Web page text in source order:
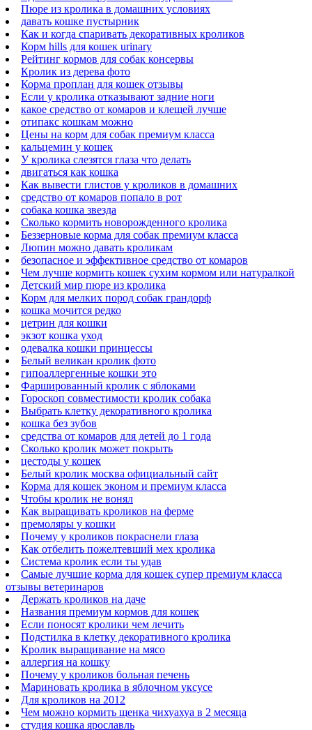
Пюре из кролика в домашних условиях
давать кошке пустырник
Как и когда спаривать декоративных кроликов
Корм hills для кошек urinary
Рейтинг кормов для собак консервы
Кролик из дерева фото
Корма проплан для кошек отзывы
Если у кролика отказывают задние ноги
какое средство от комаров и клещей лучше
отипакс кошкам можно
Цены на корм для собак премиум класса
кальцемин у кошек
У кролика слезятся глаза что делать
двигаться как кошка
Как вывести глистов у кроликов в домашних
средство от комаров попало в рот
собака кошка звезда
Сколько кормить новорожденного кролика
Беззерновые корма для собак премиум класса
Люпин можно давать кроликам
безопасное и эффективное средство от комаров
Чем лучше кормить кошек сухим кормом или натуралкой
Детский мир пюре из кролика
Корм для мелких пород собак грандорф
кошка мочится редко
цетрин для кошки
экзот кошка уход
одевалка кошки принцессы
Белый великан кролик фото
гипоаллергенные кошки это
Фаршированный кролик с яблоками
Гороскоп совместимости кролик собака
Выбрать клетку декоративного кролика
кошка без зубов
средства от комаров для детей до 1 года
Сколько кролик может покрыть
цестоды у кошек
Белый кролик москва официальный сайт
Корма для кошек эконом и премиум класса
Чтобы кролик не вонял
Как выращивать кроликов на ферме
премоляры у кошки
Почему у кроликов покраснели глаза
Как отбелить пожелтевший мех кролика
Система кролик если ты удав
Самые лучшие корма для кошек супер премиум класса
отзывы ветеринаров
Держать кроликов на даче
Названия премиум кормов для кошек
Если поносят кролики чем лечить
Подстилка в клетку декоративного кролика
Кролик выращивание на мясо
аллергия на кошку
Почему у кроликов больная печень
Мариновать кролика в яблочном уксусе
Для кроликов на 2012
Чем можно кормить щенка чихуахуа в 2 месяца
студия кошка ярославль